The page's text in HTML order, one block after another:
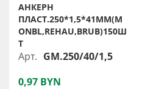
АНКЕРН
ПЛАСТ.250*1,5*41ММ(M
ONBL,REHAU,BRUB)150Ш
Т
Арт. GM.250/40/1,5
0,97 BYN